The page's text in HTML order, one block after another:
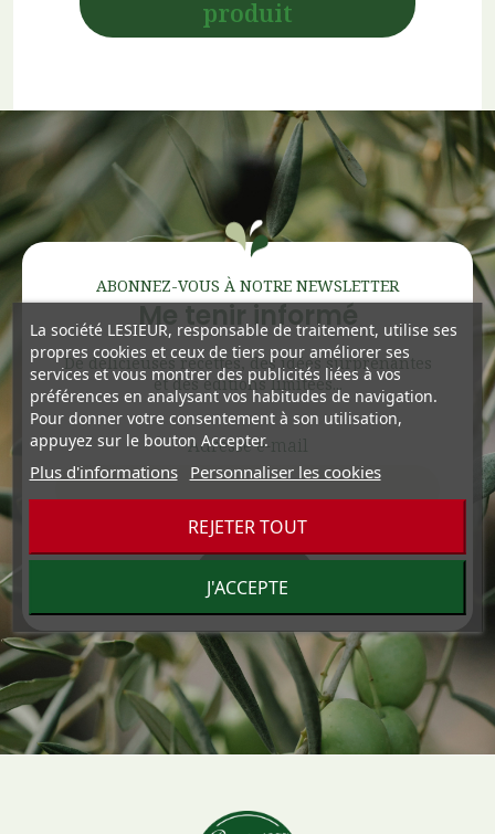
La société LESIEUR, responsable de traitement, utilise ses
propres cookies et ceux de tiers pour améliorer ses
services et vous montrer des publicités liées à vos
préférences en analysant vos habitudes de navigation.
Pour donner votre consentement à son utilisation,
appuyez sur le bouton Accepter.
Plus d'informations Personnaliser les cookies
REJETER TOUT
J'ACCEPTE
produit
ABONNEZ-VOUS À NOTRE NEWSLETTER
Me tenir informé
De délicieuses recettes, des idées surprenantes
et des éditions limitées...
Adresse e-mail